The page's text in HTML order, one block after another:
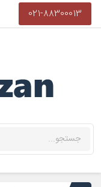
021-88300013